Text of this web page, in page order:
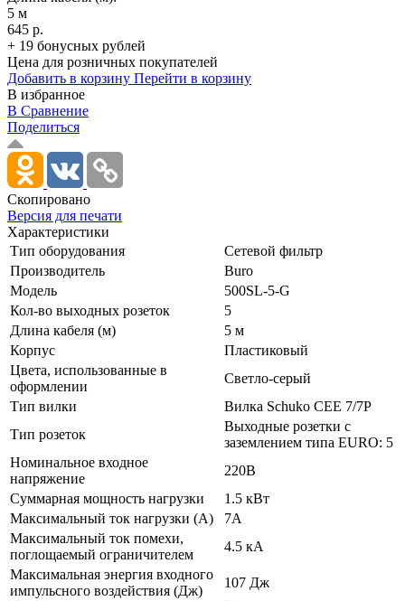
5 м
645 р.
+ 19 бонусных рублей
Цена для розничных покупателей
Добавить в корзину Перейти в корзину
В избранное
В Сравнение
Поделиться
Скопировано
Версия для печати
Характеристики
Тип оборудования
Сетевой фильтр
Производитель
Buro
Модель
500SL-5-G
Кол-во выходных розеток
5
Длина кабеля (м)
5 м
Корпус
Пластиковый
Цвета, использованные в
оформлении
Светло-серый
Тип вилки
Вилка Schuko CEE 7/­7P
Тип розеток
Выходные розетки с
заземлением типа EURO: 5
Номинальное входное
напряжение
220В
Суммарная мощность нагрузки
1.5 кВт
Максимальный ток нагрузки (А)
7А
Максимальный ток помехи,
поглощаемый ограничителем
4.5 кА
Максимальная энергия входного
импульсного воздействия (Дж)
107 Дж